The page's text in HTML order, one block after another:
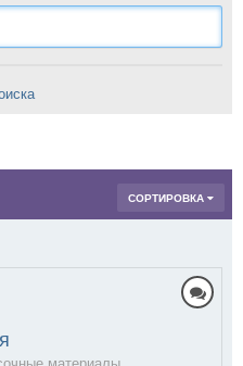
СОРТИРОВКА